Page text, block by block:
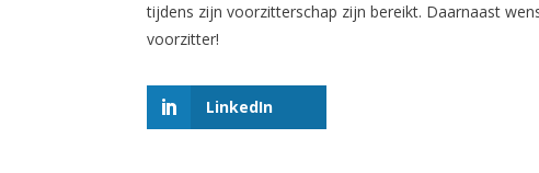
tijdens zijn voorzitterschap zijn bereikt. Daarnaast
voorzitter!
LinkedIn